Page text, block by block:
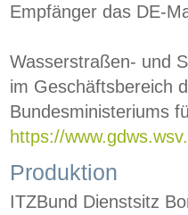
Empfänger das DE-
Wasserstraßen- und
im Geschäftsbereich
Bundesministeriums
https://
Produktion
ITZBund Dienstsitz